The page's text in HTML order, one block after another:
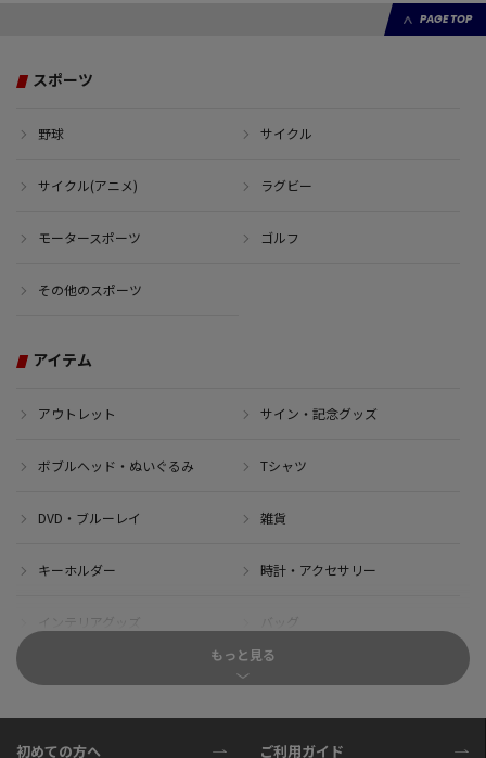
PAGE TOP
スポーツ
野球 サイクル
サイクル(アニメ) ラグビー
モータースポーツ ゴルフ
その他のスポーツ
アイテム
アウトレット サイン・記念グッズ
ボブルヘッド・ぬいぐるみ Tシャツ
DVD・ブルーレイ 雑貨
キーホルダー 時計・アクセサリー
インテリアグッズ
もっと見る
初めての方へ ご利用ガイド